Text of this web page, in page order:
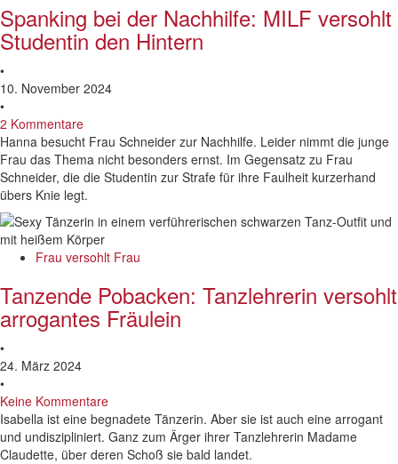
Spanking bei der Nachhilfe: MILF versohlt
Studentin den Hintern
•
10. November 2024
•
2 Kommentare
Hanna besucht Frau Schneider zur Nachhilfe. Leider nimmt die junge
Frau das Thema nicht besonders ernst. Im Gegensatz zu Frau
Schneider, die die Studentin zur Strafe für ihre Faulheit kurzerhand
übers Knie legt.
Frau versohlt Frau
Tanzende Pobacken: Tanzlehrerin versohlt
arrogantes Fräulein
•
24. März 2024
•
Keine Kommentare
Isabella ist eine begnadete Tänzerin. Aber sie ist auch eine arrogant
und undiszipliniert. Ganz zum Ärger ihrer Tanzlehrerin Madame
Claudette, über deren Schoß sie bald landet.